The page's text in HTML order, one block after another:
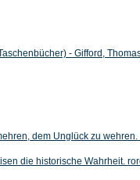
- Gifford,
dem Unglück zu
die historische Wahrheit.